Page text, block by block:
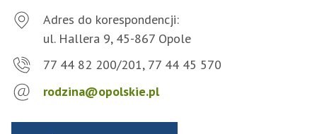
Adres do korespondencji:
ul. Hallera 9, 45-867 Opole
77 44 82 200/201, 77 44 45 570
rodzina@opolskie.pl